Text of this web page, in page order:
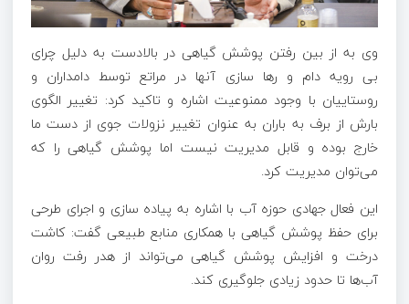
وی به از بین رفتن پوشش گیاهی در بالادست به دلیل چرای
بی رویه دام و رها سازی آنها در مراتع توسط دامداران و
روستاییان با وجود ممنوعیت اشاره و تاکید کرد: تغییر الگوی
بارش از برف به باران به عنوان تغییر نزولات جوی از دست ما
خارج بوده و قابل مدیریت نیست اما پوشش گیاهی را که
می‌توان مدیریت کرد.
این فعال جهادی حوزه آب با اشاره به پیاده سازی و اجرای طرحی
برای حفظ پوشش گیاهی با همکاری منابع طبیعی گفت: کاشت
درخت و افزایش پوشش گیاهی می‌تواند از هدر رفت روان
آب‌ها تا حدود زیادی جلوگیری کند.